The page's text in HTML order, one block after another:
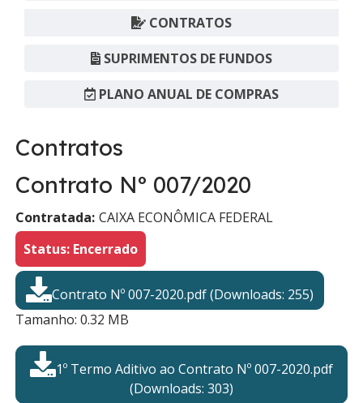
CONTRATOS
SUPRIMENTOS DE FUNDOS
PLANO ANUAL DE COMPRAS
Contratos
Contrato Nº 007/2020
Contratada: CAIXA ECONÔMICA FEDERAL
Status: Encerrado
Contrato Nº 007-2020.pdf (Downloads: 255)
Tamanho: 0.32 MB
1º Termo Aditivo ao Contrato Nº 007-2020.pdf
(Downloads: 303)